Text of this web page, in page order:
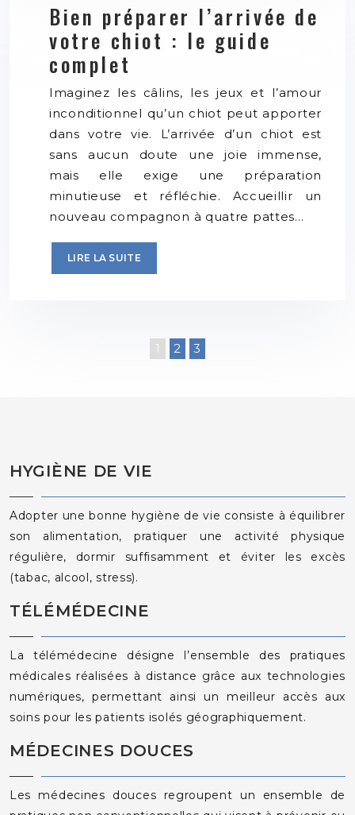
Bien préparer l’arrivée de
votre chiot : le guide
complet
Imaginez les câlins, les jeux et l’amour
inconditionnel qu’un chiot peut apporter
dans votre vie. L’arrivée d’un chiot est
sans aucun doute une joie immense,
mais elle exige une préparation
minutieuse et réfléchie. Accueillir un
nouveau compagnon à quatre pattes…
LIRE LA SUITE
1 2 3
HYGIÈNE DE VIE
Adopter une bonne hygiène de vie consiste à équilibrer
son alimentation, pratiquer une activité physique
régulière, dormir suffisamment et éviter les excès
(tabac, alcool, stress).
TÉLÉMÉDECINE
La télémédecine désigne l’ensemble des pratiques
médicales réalisées à distance grâce aux technologies
numériques, permettant ainsi un meilleur accès aux
soins pour les patients isolés géographiquement.
MÉDECINES DOUCES
Les médecines douces regroupent un ensemble de